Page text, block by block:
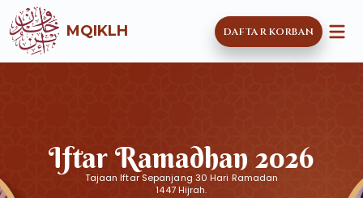
MQIKLH DAFTAR KORBAN
Iftar Ramadhan 2026
Tajaan Iftar Sepanjang 30 Hari Ramadan
1447 Hijrah.